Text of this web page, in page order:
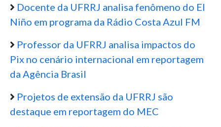
Docente da UFRRJ analisa fenômeno do El
Niño em programa da Rádio Costa Azul FM
Professor da UFRRJ analisa impactos do
Pix no cenário internacional em reportagem
da Agência Brasil
Projetos de extensão da UFRRJ são
destaque em reportagem do MEC